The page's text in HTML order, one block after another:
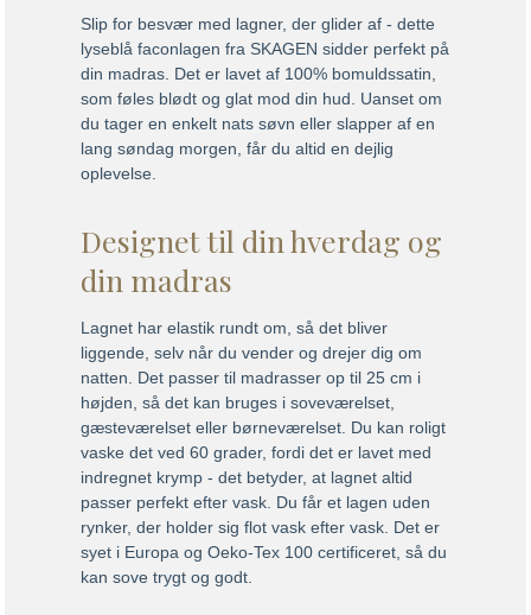
Slip for besvær med lagner, der glider af - dette
lyseblå faconlagen fra SKAGEN sidder perfekt på
din madras. Det er lavet af 100% bomuldssatin,
som føles blødt og glat mod din hud. Uanset om
du tager en enkelt nats søvn eller slapper af en
lang søndag morgen, får du altid en dejlig
oplevelse.
Designet til din hverdag og
din madras
Lagnet har elastik rundt om, så det bliver
liggende, selv når du vender og drejer dig om
natten. Det passer til madrasser op til 25 cm i
højden, så det kan bruges i soveværelset,
gæsteværelset eller børneværelset. Du kan roligt
vaske det ved 60 grader, fordi det er lavet med
indregnet krymp - det betyder, at lagnet altid
passer perfekt efter vask. Du får et lagen uden
rynker, der holder sig flot vask efter vask. Det er
syet i Europa og Oeko-Tex 100 certificeret, så du
kan sove trygt og godt.